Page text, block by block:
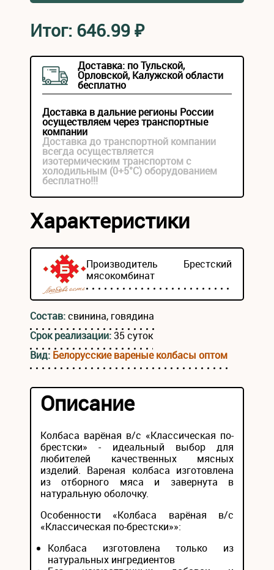
Итог: 646.99₽
Доставка: по Тульской,
Орловской, Калужской области
бесплатно
Доставка в дальние регионы России
осуществляем через транспортные
компании
Доставка до транспортной компании
всегда осуществляется
изотермическим транспортом с
холодильным (0+5°С) оборудованием
бесплатно!!!
Характеристики
Производитель Брестский
мясокомбинат
Состав:свинина, говядина
Срок реализации:35 суток
Вид: Белорусские вареные колбасы оптом
Описание
Колбаса варёная в/с «Классическая по-
брестски» - идеальный выбор для
любителей качественных мясных
изделий. Вареная колбаса изготовлена
из отборного мяса и завернута в
натуральную оболочку.
Особенности «Колбаса варёная в/с
«Классическая по-брестски»»:
Колбаса изготовлена только из
натуральных ингредиентов